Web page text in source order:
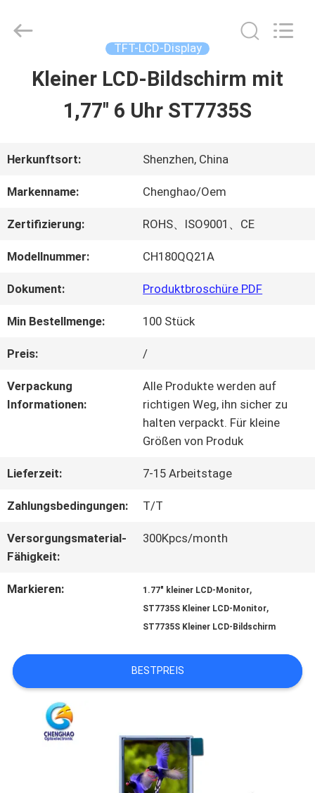
PRODUKTE
ÜBER
UNS
WERKSBESICHTIGUNG
QUALITÄTSKONTROLLE
KONTAKT
UNS
EIN
ANGEBOT
PRIVACY
POLICY
ChengHao
TFT-LCD-Display
Kleiner LCD-Bildschirm mit
1,77" 6 Uhr ST7735S
Herkunftsort: Shenzhen, China
Markenname: Chenghao/Oem
Zertifizierung: ROHS、ISO9001、CE
Modellnummer: CH180QQ21A
Dokument: Produktbroschüre PDF
Min Bestellmenge: 100 Stück
Preis: /
Verpackung
Informationen:
Alle Produkte werden auf
richtigen Weg, ihn sicher zu
halten verpackt. Für kleine
Größen von Produk
Lieferzeit: 7-15 Arbeitstage
Zahlungsbedingungen: T/T
Versorgungsmaterial-
Fähigkeit:
300Kpcs/month
Markieren: 1.77" kleiner LCD-Monitor,
ST7735S Kleiner LCD-Monitor,
ST7735S Kleiner LCD-Bildschirm
BESTPREIS